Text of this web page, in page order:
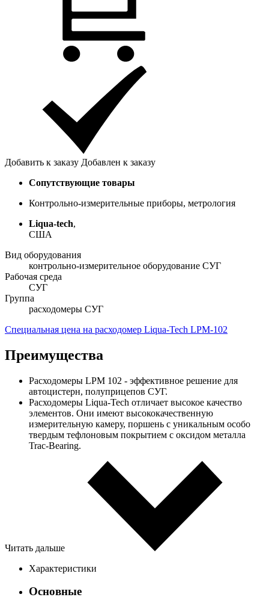
Добавить к заказу Добавлен к заказу
Сопутствующие товары
Контрольно-измерительные приборы, метрология
Liqua-tech,
США
Вид оборудования
контрольно-измерительное оборудование СУГ
Рабочая среда
СУГ
Группа
расходомеры СУГ
Специальная цена на расходомер Liqua-Tech LPM-102
Преимущества
Расходомеры LPM 102 - эффективное решение для
автоцистерн, полуприцепов СУГ.
Расходомеры Liqua-Tech отличает высокое качество
элементов. Они имеют высококачественную
измерительную камеру, поршень с уникальным особо
твердым тефлоновым покрытием с оксидом металла
Trac-Bearing.
Читать дальше
Характеристики
Основные